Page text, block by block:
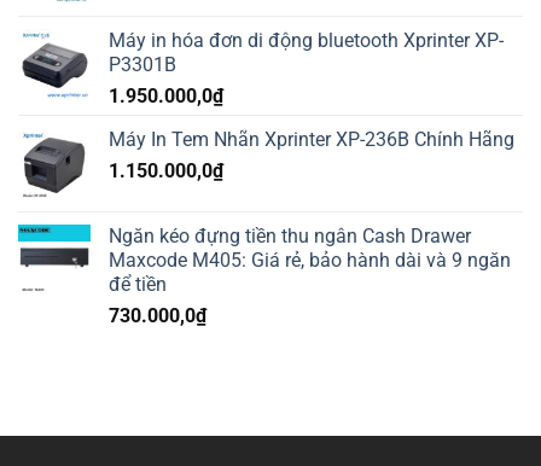
Máy in hóa đơn di động bluetooth Xprinter XP-
P3301B
1.950.000,0₫
Máy In Tem Nhãn Xprinter XP-236B Chính Hãng
1.150.000,0₫
Ngăn kéo đựng tiền thu ngân Cash Drawer
Maxcode M405: Giá rẻ, bảo hành dài và 9 ngăn
để tiền
730.000,0₫